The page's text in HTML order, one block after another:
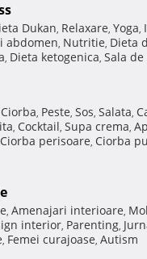
Dukan, Relaxare, Yoga,
abdomen, Nutritie, Dieta
, Dieta ketogenica, Sala de
Ciorba, Peste, Sos, Salata,
, Cocktail, Supa crema,
Ciorba perisoare, Ciorba
, Amenajari interioare,
interior, Parenting,
, Femei curajoase, Autism